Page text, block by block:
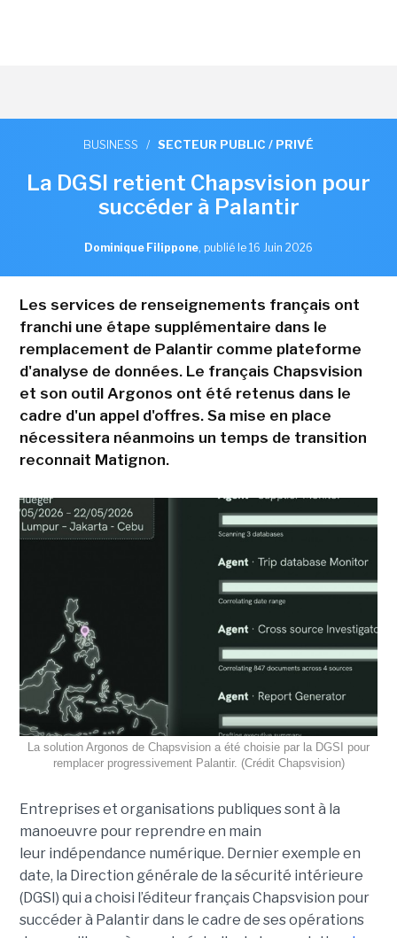
BUSINESS / SECTEUR PUBLIC / PRIVÉ
La DGSI retient Chapsvision pour
succéder à Palantir
Dominique Filippone, publié le 16 Juin 2026
Les services de renseignements français ont
franchi une étape supplémentaire dans le
remplacement de Palantir comme plateforme
d'analyse de données. Le français Chapsvision
et son outil Argonos ont été retenus dans le
cadre d'un appel d'offres. Sa mise en place
nécessitera néanmoins un temps de transition
reconnait Matignon.
La solution Argonos de Chapsvision a été choisie par la DGSI pour
remplacer progressivement Palantir. (Crédit Chapsvision)
Entreprises et organisations publiques sont à la
manoeuvre pour reprendre en main
leur indépendance numérique. Dernier exemple en
date, la Direction générale de la sécurité intérieure
(DGSI) qui a choisi l’éditeur français Chapsvision pour
succéder à Palantir dans le cadre de ses opérations